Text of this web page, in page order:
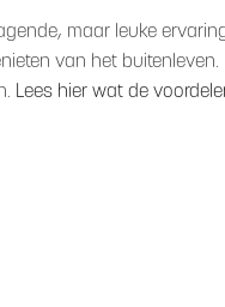
maar leuke
van het
Lees hier wat de